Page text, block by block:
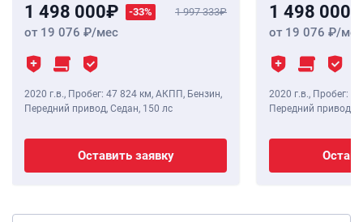
1 498 000 -33% 1 997 333
от 19 076 /мес
2020 г.в., Пробег: 47 824 км, АКПП, Бензин,
Передний привод, Седан, 150 лс
Оставить заявку
1 498 000
от 19 076 /мес
2020 г.в., Пробег:
Передний привод,